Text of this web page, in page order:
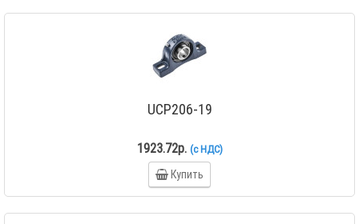
UCP206-19
1923.72р. (с НДС)
Купить